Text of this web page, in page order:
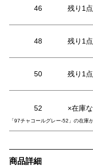
46 残り1点
48 残り1点
50 残り1点
52 ×在庫
「97チャコールグレー-52」の在庫
商品詳細